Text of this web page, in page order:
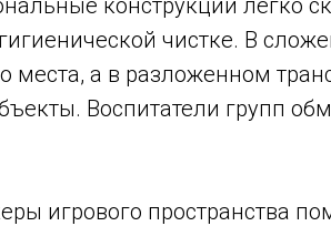
конструкции легко
чистке. В
места, а в разложенном
Воспитатели групп
игрового пространства